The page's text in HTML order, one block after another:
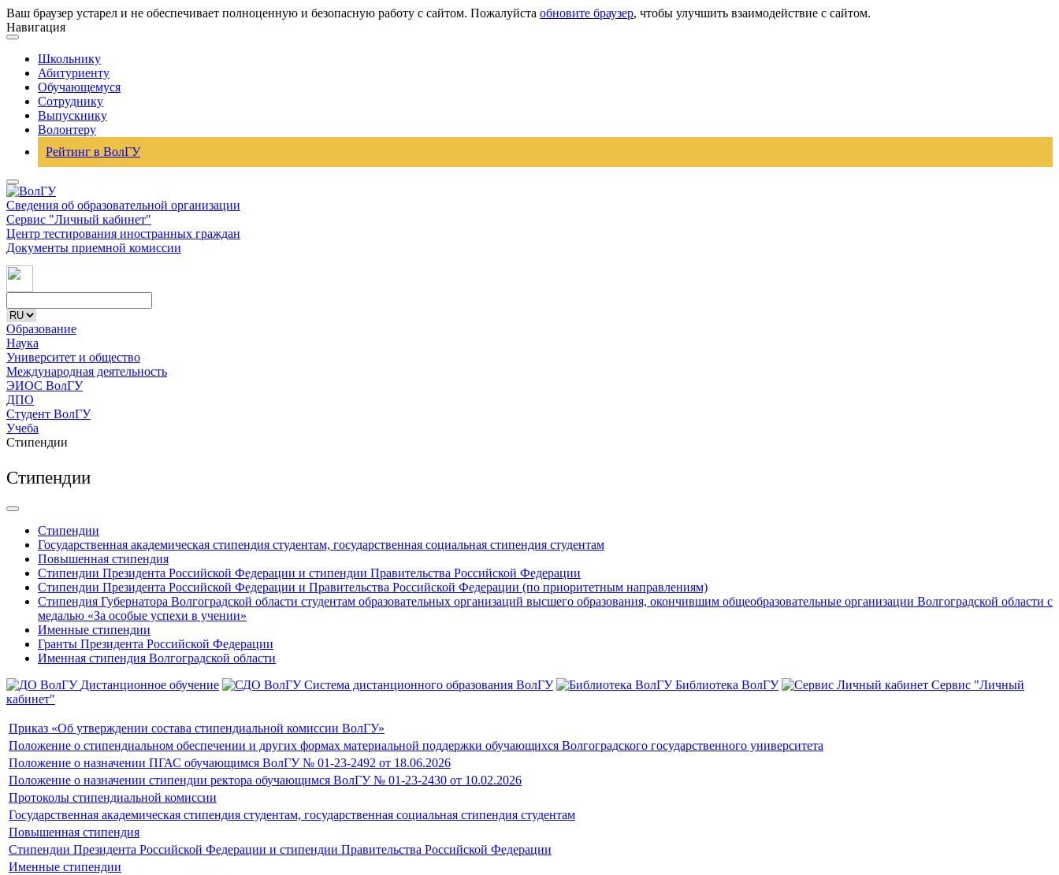
Ваш браузер устарел и не обеспечивает полноценную и безопасную работу с сайтом. Пожалуйста обновите браузер, чтобы улучшить взаимодействие с сайтом.
Навигация
Школьнику
Абитуриенту
Обучающемуся
Сотруднику
Выпускнику
Волонтеру
Рейтинг в ВолГУ
Сведения об образовательной организации
Сервис "Личный кабинет"
Центр тестирования иностранных граждан
Документы приемной комиссии
Образование
Наука
Университет и общество
Международная деятельность
ЭИОС ВолГУ
ДПО
Студент ВолГУ
Учеба
Стипендии
Стипендии
Стипендии
Государственная академическая стипендия студентам, государственная социальная стипендия студентам
Повышенная стипендия
Стипендии Президента Российской Федерации и стипендии Правительства Российской Федерации
Стипендии Президента Российской Федерации и Правительства Российской Федерации (по приоритетным направлениям)
Стипендия Губернатора Волгоградской области студентам образовательных организаций высшего образования, окончившим общеобразовательные организации Волгоградской области с
медалью «За особые успехи в учении»
Именные стипендии
Гранты Президента Российской Федерации
Именная стипендия Волгоградской области
Дистанционное обучение
Система дистанционного образования ВолГУ Библиотека ВолГУ
Сервис "Личный
кабинет"
Приказ «Об утверждении состава стипендиальной комиссии ВолГУ»
Положение о стипендиальном обеспечении и других формах материальной поддержки обучающихся Волгоградского государственного университета
Положение о назначении ПГАС обучающимся ВолГУ № 01-23-2492 от 18.06.2026
Положение о назначении стипендии ректора обучающимся ВолГУ № 01-23-2430 от 10.02.2026
Протоколы стипендиальной комиссии
Государственная академическая стипендия студентам, государственная социальная стипендия студентам
Повышенная стипендия
Стипендии Президента Российской Федерации и стипендии Правительства Российской Федерации
Именные стипендии